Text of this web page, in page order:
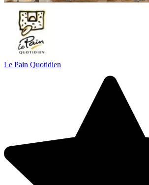
Le Pain Quotidien